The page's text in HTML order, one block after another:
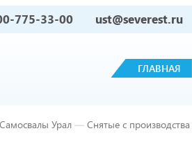
775-33-00 ust@severest.ru
ГЛАВНАЯ
Самосвалы Урал — Снятые с